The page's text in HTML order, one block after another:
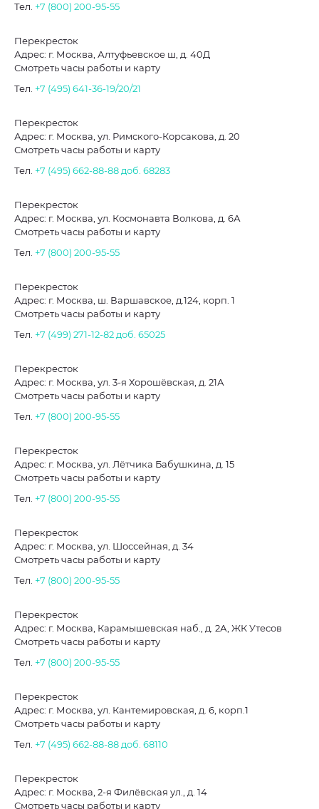
Тел. +7 (800) 200-95-55
Перекресток
Адрес: г. Москва, Алтуфьевское ш, д. 40Д
Смотреть часы работы и карту
Тел. +7 (495) 641-36-19/20/21
Перекресток
Адрес: г. Москва, ул. Римского-Корсакова, д. 20
Смотреть часы работы и карту
Тел. +7 (495) 662-88-88 доб. 68283
Перекресток
Адрес: г. Москва, ул. Космонавта Волкова, д. 6А
Смотреть часы работы и карту
Тел. +7 (800) 200-95-55
Перекресток
Адрес: г. Москва, ш. Варшавское, д.124, корп. 1
Смотреть часы работы и карту
Тел. +7 (499) 271-12-82 доб. 65025
Перекресток
Адрес: г. Москва, ул. 3-я Хорошёвская, д. 21А
Смотреть часы работы и карту
Тел. +7 (800) 200-95-55
Перекресток
Адрес: г. Москва, ул. Лётчика Бабушкина, д. 15
Смотреть часы работы и карту
Тел. +7 (800) 200-95-55
Перекресток
Адрес: г. Москва, ул. Шоссейная, д. 34
Смотреть часы работы и карту
Тел. +7 (800) 200-95-55
Перекресток
Адрес: г. Москва, Карамышевская наб., д. 2А, ЖК Утесов
Смотреть часы работы и карту
Тел. +7 (800) 200-95-55
Перекресток
Адрес: г. Москва, ул. Кантемировская, д. 6, корп.1
Смотреть часы работы и карту
Тел. +7 (495) 662-88-88 доб. 68110
Перекресток
Адрес: г. Москва, 2-я Филёвская ул., д. 14
Смотреть часы работы и карту